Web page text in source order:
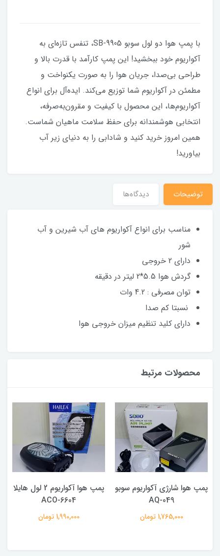
با پمپ هوا دو لول سوبو SB-9905، تنفس تازه‌ای به
آکواریوم خود ببخشید! این پمپ کارآمد با قدرت بالا و
طراحی بی‌صدا، جریان هوا را به صورت یکنواخت و
مطمئن در آکواریوم شما توزیع می‌کند. ایده‌آل برای انواع
آکواریوم‌ها، این محصول با کیفیت و مقرون‌به‌صرفه،
انتخابی هوشمندانه برای حفظ سلامت ماهیان شماست.
همین امروز خرید کنید و شادابی را به دنیای زیر آب
بیاورید!
توضیحات دیدگاه‌ها
مناسب برای انواع آکواریوم های آب شیرین و آب
شور
دارای 2 خروجی
گردش هوا 5.5*2 لیتر در دقیقه
توان مصرفی : 4.2 وات
نسبتا کم صدا
دارای کلید تنظیم میزان خروجی هوا
محصولات مرتبط
پمپ هوا شارژی آکواریوم سوبو
AQ-049
1,765,000 تومان
پمپ هوا آکواریوم 2 لول هایلا
ACO-6604
1,990,000 تومان